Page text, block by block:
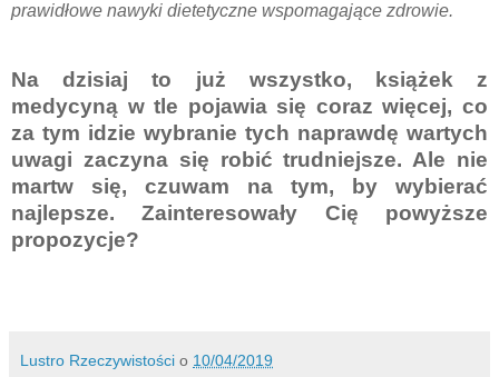
prawidłowe nawyki dietetyczne wspomagające zdrowie.
Na dzisiaj to już wszystko, książek z
medycyną w tle pojawia się coraz więcej, co
za tym idzie wybranie tych naprawdę wartych
uwagi zaczyna się robić trudniejsze. Ale nie
martw się, czuwam na tym, by wybierać
najlepsze. Zainteresowały Cię powyższe
propozycje?
Lustro Rzeczywistości o 10/04/2019